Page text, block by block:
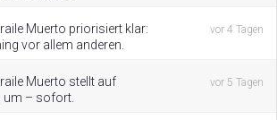
Muerto priorisiert klar:
vor allem anderen.
vor 4 Tagen
Muerto stellt auf
um – sofort.
vor 5 Tagen